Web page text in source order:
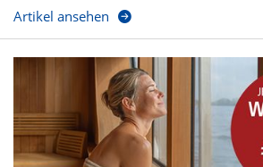
Artikel ansehen